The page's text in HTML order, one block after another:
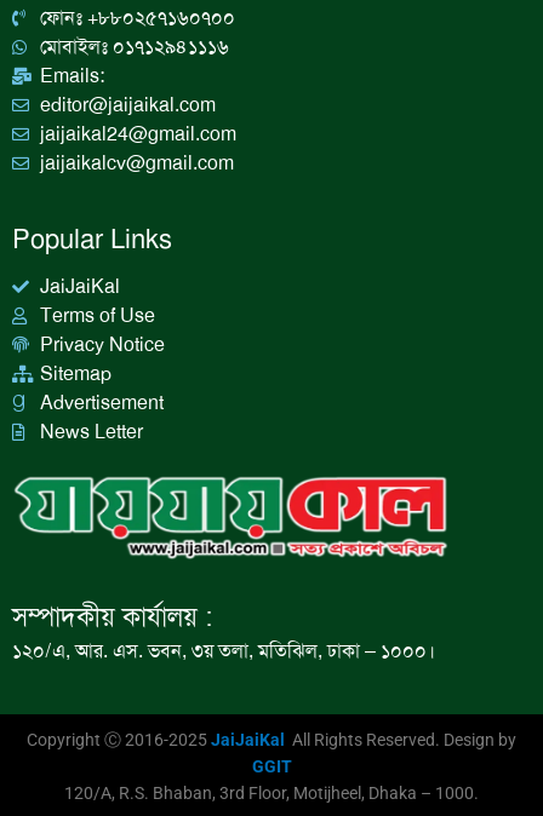
a
m
n
ফোনঃ +৮৮০২৫৭১৬০৭০০
মোবাইলঃ ০১৭১২৯৪১১১৬
Emails:
editor@jaijaikal.com
jaijaikal24@gmail.com
jaijaikalcv@gmail.com
Popular Links
JaiJaiKal
Terms of Use
Privacy Notice
Sitemap
Advertisement
News Letter
সম্পাদকীয় কার্যালয় :
১২০/এ, আর. এস. ভবন, ৩য় তলা, মতিঝিল, ঢাকা – ১০০০।
Copyright Ⓒ 2016-2025JaiJaiKal
All Rights Reserved. Design by
GGIT
120/A, R.S. Bhaban, 3rd Floor, Motijheel, Dhaka – 1000.